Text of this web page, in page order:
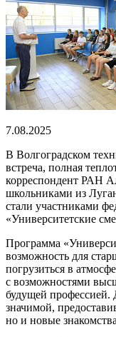
7.08.2025
В Волгоградском
встреча, полная
корреспондент РАН
школьниками из
стали участниками
«Университетские
Программа
возможность для
погрузиться в
с возможностями
будущей профессией.
значимой,
но и новые